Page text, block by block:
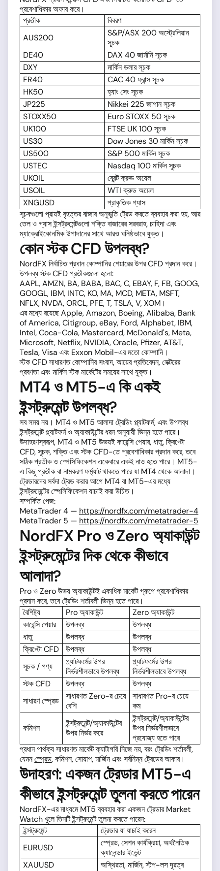
প্রবেশাধিকার অফার করে।
প্রতীক
বিবরণ
AUS200
S&P/ASX 200 অস্ট্রেলিয়ান
সূচক
DE40
DAX 40 জার্মানি সূচক
DXY
মার্কিন ডলার সূচক
FR40
CAC 40 ফ্রান্স সূচক
HK50
হ্যাং সেং সূচক
JP225
Nikkei 225 জাপান সূচক
STOXX50
Euro STOXX 50 সূচক
UK100
FTSE UK 100 সূচক
US30
Dow Jones 30 মার্কিন সূচক
US500
S&P 500 মার্কিন সূচক
USTEC
Nasdaq 100 মার্কিন সূচক
UKOIL
ব্রেন্ট ক্রুড অয়েল
USOIL
WTI ক্রুড অয়েল
XNGUSD
প্রাকৃতিক গ্যাস
সূচকগুলো প্রায়ই বৃহত্তর বাজার অনুভূতি ট্রেড করতে ব্যবহার করা হয়, আর
তেল ও গ্যাস ইন্সট্রুমেন্টগুলো শক্তি বাজারের সরবরাহ, চাহিদা এবং
ম্যাক্রোইকোনমিক উপাদানের সাথে আরও ঘনিষ্ঠভাবে যুক্ত।
কোন স্টক CFD উপলব্ধ?
NordFX নির্বাচিত প্রধান কোম্পানির শেয়ারের উপর CFD প্রদান করে।
উপলব্ধ স্টক CFD প্রতীকগুলো হলো:
AAPL, AMZN, BA, BABA, BAC, C, EBAY, F, FB, GOOG,
GOOGL, IBM, INTC, KO, MA, MCD, META, MSFT,
NFLX, NVDA, ORCL, PFE, T, TSLA, V, XOM।
এর মধ্যে রয়েছে Apple, Amazon, Boeing, Alibaba, Bank
of America, Citigroup, eBay, Ford, Alphabet, IBM,
Intel, Coca-Cola, Mastercard, McDonald's, Meta,
Microsoft, Netflix, NVIDIA, Oracle, Pfizer, AT&T,
Tesla, Visa এবং Exxon Mobil-এর মতো কোম্পানি।
স্টক CFD সাধারণত কোম্পানির সংবাদ, আয়ের প্রতিবেদন, সেক্টরের
প্রবণতা এবং মার্কিন স্টক মার্কেটের সময়ের সাথে যুক্ত।
MT4 ও MT5-এ কি একই
ইন্সট্রুমেন্ট উপলব্ধ?
সব সময় নয়। MT4 ও MT5 আলাদা ট্রেডিং প্ল্যাটফর্ম, এবং উপলব্ধ
ইন্সট্রুমেন্ট প্ল্যাটফর্ম ও অ্যাকাউন্টের ধরন অনুযায়ী ভিন্ন হতে পারে।
উদাহরণস্বরূপ, MT4 ও MT5 উভয়ই কারেন্সি পেয়ার, ধাতু, ক্রিপ্টো
CFD, সূচক, শক্তি এবং স্টক CFD-তে প্রবেশাধিকার প্রদান করে, তবে
সঠিক প্রতীক ও স্পেসিফিকেশন একেবারে একই নাও হতে পারে। MT5-
এ কিছু প্রতীক বা নামকরণ ফর্ম্যাট থাকতে পারে যা MT4 থেকে আলাদা।
ট্রেডারদের সর্বদা ট্রেড করার আগে MT4 বা MT5-এর মধ্যে
ইন্সট্রুমেন্টের স্পেসিফিকেশন যাচাই করা উচিত।
সম্পর্কিত পেজ:
MetaTrader 4 — https://nordfx.com/metatrader-4
MetaTrader 5 — https://nordfx.com/metatrader-5
NordFX Pro ও Zero অ্যাকাউন্ট
ইন্সট্রুমেন্টের দিক থেকে কীভাবে
আলাদা?
Pro ও Zero উভয় অ্যাকাউন্টই একাধিক মার্কেট গ্রুপে প্রবেশাধিকার
প্রদান করে, তবে ট্রেডিং শর্তাবলী ভিন্ন হতে পারে।
বৈশিষ্ট্য
Pro অ্যাকাউন্ট
Zero অ্যাকাউন্ট
কারেন্সি পেয়ার
উপলব্ধ
উপলব্ধ
ধাতু
উপলব্ধ
উপলব্ধ
ক্রিপ্টো CFD
উপলব্ধ
উপলব্ধ
সূচক / পণ্য
প্ল্যাটফর্মের উপর
নির্ভরশীলভাবে উপলব্ধ
প্ল্যাটফর্মের উপর
নির্ভরশীলভাবে উপলব্ধ
স্টক CFD
উপলব্ধ
উপলব্ধ
সাধারণ স্প্রেড
সাধারণত Zero-র চেয়ে
বেশি
সাধারণত Pro-র চেয়ে
কম
কমিশন
ইন্সট্রুমেন্ট/অ্যাকাউন্টের
উপর নির্ভর করে
ইন্সট্রুমেন্ট/অ্যাকাউন্টের
উপর নির্ভরশীলভাবে
প্রযোজ্য হতে পারে
প্রধান পার্থক্য সাধারণত মার্কেট ক্যাটাগরি নিজে নয়, বরং ট্রেডিং শর্তাবলী,
যেমনস্প্রেড, কমিশন, সোয়াপ, মার্জিন এবং সর্বনিম্ন ট্রেডের আকার।
উদাহরণ: একজন ট্রেডার MT5-এ
কীভাবে ইন্সট্রুমেন্ট তুলনা করতে পারেন
NordFX-এর মাধ্যমে MT5 ব্যবহার করা একজন ট্রেডার Market
Watch খুলে তিনটি ইন্সট্রুমেন্ট তুলনা করতে পারেন:
ইন্সট্রুমেন্ট
ট্রেডার যা যাচাই করেন
EURUSD
স্প্রেড, সেশন কার্যক্রিয়া, অর্থনৈতিক
ক্যালেন্ডার ইভেন্ট
XAUUSD
অস্থিরতা, মার্জিন, স্টপ-লস দূরত্ব